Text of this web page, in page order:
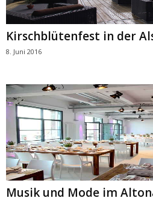
Kirschblütenfest in der
8. Juni 2016
Musik und Mode im